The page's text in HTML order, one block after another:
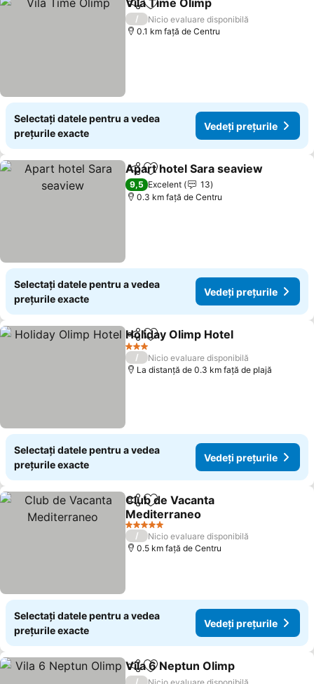
DistribuițiAdăugaţi la favorite
Vila Time Olimp
/
Nicio evaluare disponibilă
0.1 km faţă de Centru
Selectați datele pentru a vedea
prețurile exacte
Vedeți prețurile
DistribuițiAdăugaţi la favorite
Apart hotel Sara seaview
9,5 Excelent
13
0.3 km faţă de Centru
Selectați datele pentru a vedea
prețurile exacte
Vedeți prețurile
DistribuițiAdăugaţi la favorite
Holiday Olimp Hotel
3 Stele
/
Nicio evaluare disponibilă
La distanță de 0.3 km față de plajă
Selectați datele pentru a vedea
prețurile exacte
Vedeți prețurile
DistribuițiAdăugaţi la favorite
Club de Vacanta
Mediterraneo
5 Stele
/
Nicio evaluare disponibilă
0.5 km faţă de Centru
Selectați datele pentru a vedea
prețurile exacte
Vedeți prețurile
DistribuițiAdăugaţi la favorite
Vila 6 Neptun Olimp
/
Nicio evaluare disponibilă